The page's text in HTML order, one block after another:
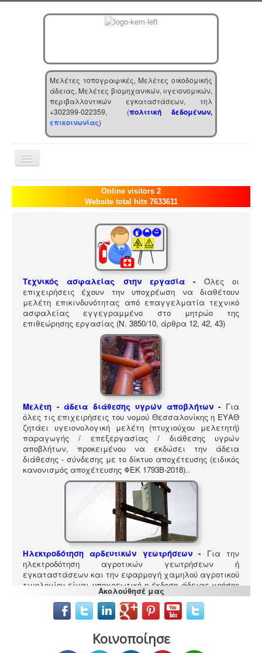
Μελέτες τοπογραφικές, Μελέτες οικοδομικής
άδειας, Μελέτες βιομηχανικών, υγειονομικών,
περιβαλλοντικών εγκαταστάσεων, τηλ
+302399-022359, (πολιτική δεδομένων,
επικοινωνίας)
Toggle
Navigation
Αρχική
Επιχείρηση
Αναζήτηση
Online visitors 2
Website total hits 7633611
Τεχνικός ασφαλείας στην εργασία -
Όλες οι
επιχειρήσεις έχουν την υποχρέωση να διαθέτουν
μελέτη επικινδυνότητας από επαγγελματία τεχνικό
ασφαλείας εγγεγραμμένο στο μητρώο της
επιθεώρησης εργασίας (Ν. 3850/10, άρθρα 12, 42, 43)
Μελέτη - άδεια διάθεσης υγρών αποβλήτων - Για
όλες τις επιχειρήσεις του νομού Θεσσαλονίκης η ΕΥΑΘ
ζητάει υγειονολογική μελέτη (πτυχιούχου μελετητή)
παραγωγής / επεξεργασίας / διάθεσης υγρών
αποβλήτων, προκειμένου να εκδώσει την άδεια
διάθεσης - σύνδεσης με το δίκτυο αποχέτευσης (ειδικός
κανονισμός αποχέτευσης ΦΕΚ 1793Β-2018)..
Ηλεκτροδότηση αρδευτικών γεωτρήσεων -
Για την
ηλεκτροδότηση αγροτικών γεωτρήσεων ή
εγκαταστάσεων και την εφαρμογή χαμηλού αγροτικού
τιμολογίου είναι υποχρεωτική η έκδοση άδειας χρήσης
νερού και του Δελτίου Γεωργοτεχνικών και
Γεωργοοικονομικών Στοιχείων..
Ακολούθησέ μας
Κοινοποίησε